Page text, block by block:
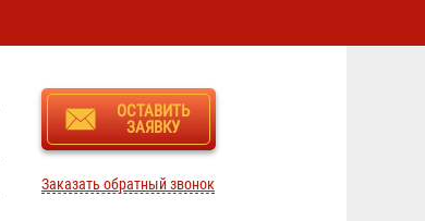
ОСТАВИТЬ
ЗАЯВКУ
Заказать обратный звонок